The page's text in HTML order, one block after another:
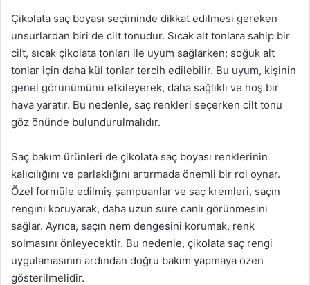
Çikolata saç boyası seçiminde dikkat edilmesi gereken
unsurlardan biri de cilt tonudur. Sıcak alt tonlara sahip bir
cilt, sıcak çikolata tonları ile uyum sağlarken; soğuk alt
tonlar için daha kül tonlar tercih edilebilir. Bu uyum, kişinin
genel görünümünü etkileyerek, daha sağlıklı ve hoş bir
hava yaratır. Bu nedenle, saç renkleri seçerken cilt tonu
göz önünde bulundurulmalıdır.
Saç bakım ürünleri de çikolata saç boyası renklerinin
kalıcılığını ve parlaklığını artırmada önemli bir rol oynar.
Özel formüle edilmiş şampuanlar ve saç kremleri, saçın
rengini koruyarak, daha uzun süre canlı görünmesini
sağlar. Ayrıca, saçın nem dengesini korumak, renk
solmasını önleyecektir. Bu nedenle, çikolata saç rengi
uygulamasının ardından doğru bakım yapmaya özen
gösterilmelidir.